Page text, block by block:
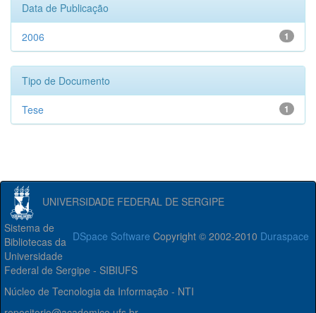
Data de Publicação
1
2006
Tipo de Documento
1
Tese
UNIVERSIDADE FEDERAL DE SERGIPE
DSpace Software Copyright © 2002-2010 Duraspace
Sistema de
Bibliotecas da
Universidade
Federal de Sergipe - SIBIUFS
Núcleo de Tecnologia da Informação - NTI